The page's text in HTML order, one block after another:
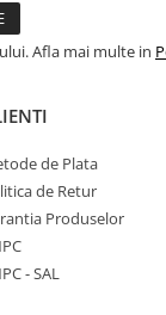
Afla mai multe in
de Plata
de Retur
Produselor
- SAL